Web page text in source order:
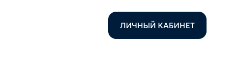
ЛИЧНЫЙ КАБИНЕТ